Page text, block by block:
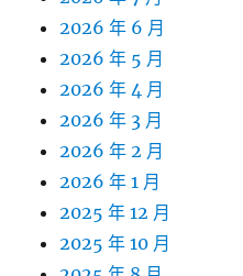
2026 年 6 月
2026 年 5 月
2026 年 4 月
2026 年 3 月
2026 年 2 月
2026 年 1 月
2025 年 12 月
2025 年 10 月